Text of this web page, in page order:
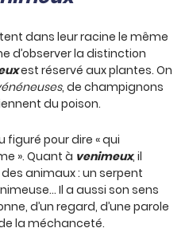
dans leur racine le même
d’observer la distinction
est réservé aux plantes. On
, de champignons
du poison.
figuré pour dire « qui
». Quant à venimeux, il
animaux : un serpent
Il a aussi son sens
d’un regard, d’une parole
la méchanceté.